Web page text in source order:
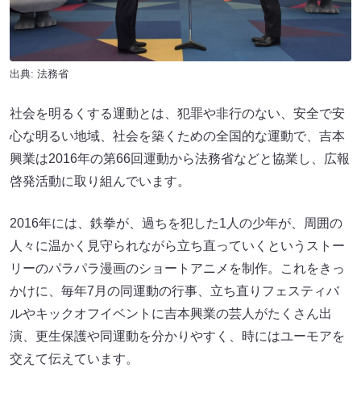
出典: 法務省
社会を明るくする運動とは、犯罪や非行のない、安全で安
心な明るい地域、社会を築くための全国的な運動で、吉本
興業は2016年の第66回運動から法務省などと協業し、広報
啓発活動に取り組んでいます。
2016年には、鉄拳が、過ちを犯した1人の少年が、周囲の
人々に温かく見守られながら立ち直っていくというストー
リーのパラパラ漫画のショートアニメを制作。これをきっ
かけに、毎年7月の同運動の行事、立ち直りフェスティバ
ルやキックオフイベントに吉本興業の芸人がたくさん出
演、更生保護や同運動を分かりやすく、時にはユーモアを
交えて伝えています。